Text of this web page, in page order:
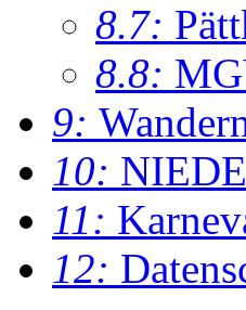
8.7:
8.8:
9:
10:
11:
12: